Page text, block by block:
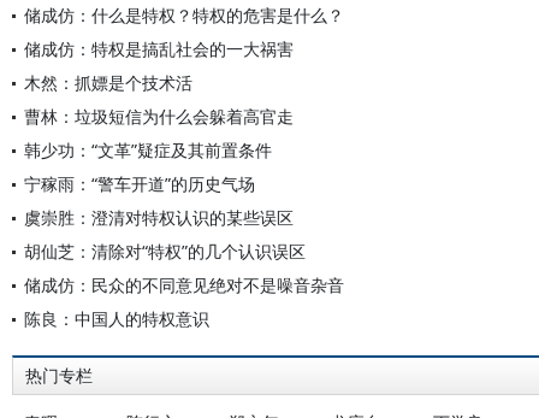
储成仿：什么是特权？特权的危害是什么？
储成仿：特权是搞乱社会的一大祸害
木然：抓嫖是个技术活
曹林：垃圾短信为什么会躲着高官走
韩少功：“文革”疑症及其前置条件
宁稼雨：“警车开道”的历史气场
虞崇胜：澄清对特权认识的某些误区
胡仙芝：清除对“特权”的几个认识误区
储成仿：民众的不同意见绝对不是噪音杂音
陈良：中国人的特权意识
热门专栏